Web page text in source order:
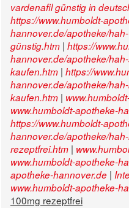
vardenafil günstig in
https://www.humboldt-
hannover.de/apotheke/
günstig.htm | https://
hannover.de/apotheke/
kaufen.htm | https://
hannover.de/apotheke/
kaufen.htm |
www.humboldt-apotheke-
https://www.humboldt-
hannover.de/apotheke/
rezeptfrei.htm |
www.humboldt-apotheke-
apotheke-hannover.de |
www.humboldt-apotheke-
100mg rezeptfrei